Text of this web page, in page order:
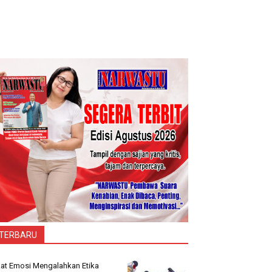
Emosi Mengalahkan Etika